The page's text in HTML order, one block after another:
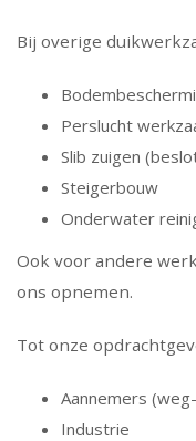
Bij overige
Perslucht
Slib zuigen
Steigerbouw
Onderwater
Ook voor andere
ons opnemen.
Tot onze
Aannemers
Industrie